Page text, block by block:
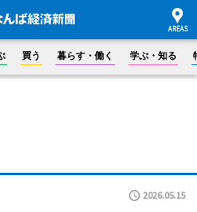
買う 暮らす・働く 学ぶ・知る
2026.05.15